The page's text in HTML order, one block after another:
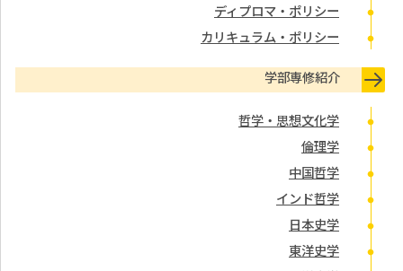
ディプロマ・ポリシー
カリキュラム・ポリシー
学部専修紹介
哲学・思想文化学
倫理学
中国哲学
インド哲学
日本史学
東洋史学